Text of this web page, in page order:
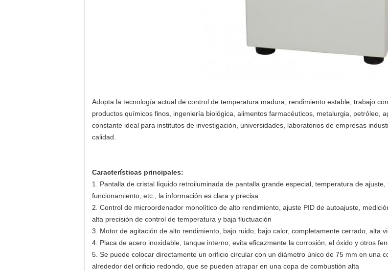
Adopta la tecnología actual de control de temperatura madura, rendimiento estable, trabajo
productos químicos finos, ingeniería biológica, alimentos farmacéuticos, metalurgia, petróleo,
constante ideal para institutos de investigación, universidades, laboratorios de empresas
calidad.
Características principales:
1. Pantalla de cristal líquido retroiluminada de pantalla grande especial, temperatura de
funcionamiento, etc., la información es clara y precisa
2. Control de microordenador monolítico de alto rendimiento, ajuste PID de autoajuste,
alta precisión de control de temperatura y baja fluctuación
3. Motor de agitación de alto rendimiento, bajo ruido, bajo calor, completamente cerrado, alta
4. Placa de acero inoxidable, tanque interno, evita eficazmente la corrosión, el óxido y otros
5. Se puede colocar directamente un orificio circular con un diámetro único de 75 mm en una
alrededor del orificio redondo, que se pueden atrapar en una copa de combustión alta